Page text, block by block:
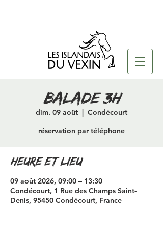
Balade 3H
dim. 09 août
  |
Condécourt
réservation par téléphone
Heure et lieu
09 août 2026, 09:00 – 13:30
Condécourt, 1 Rue des Champs Saint-
Denis, 95450 Condécourt, France